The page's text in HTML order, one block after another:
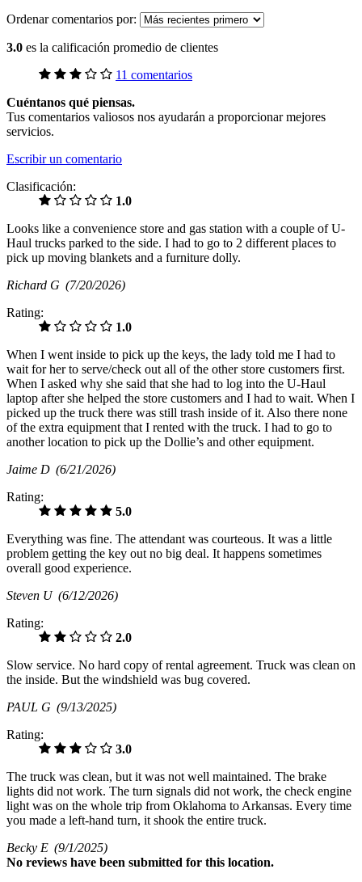
Ordenar comentarios por:
3.0 es la calificación promedio de clientes
11 comentarios
Cuéntanos qué piensas.
Tus comentarios valiosos nos ayudarán a proporcionar mejores
servicios.
Escribir un comentario
Clasificación:
1.0
Looks like a convenience store and gas station with a couple of U-
Haul trucks parked to the side. I had to go to 2 different places to
pick up moving blankets and a furniture dolly.
Richard G (7/20/2026)
Rating:
1.0
When I went inside to pick up the keys, the lady told me I had to
wait for her to serve/check out all of the other store customers first.
When I asked why she said that she had to log into the U-Haul
laptop after she helped the store customers and I had to wait. When I
picked up the truck there was still trash inside of it. Also there none
of the extra equipment that I rented with the truck. I had to go to
another location to pick up the Dollie’s and other equipment.
Jaime D (6/21/2026)
Rating:
5.0
Everything was fine. The attendant was courteous. It was a little
problem getting the key out no big deal. It happens sometimes
overall good experience.
Steven U (6/12/2026)
Rating:
2.0
Slow service. No hard copy of rental agreement. Truck was clean on
the inside. But the windshield was bug covered.
PAUL G (9/13/2025)
Rating:
3.0
The truck was clean, but it was not well maintained. The brake
lights did not work. The turn signals did not work, the check engine
light was on the whole trip from Oklahoma to Arkansas. Every time
you made a left-hand turn, it shook the entire truck.
Becky E (9/1/2025)
No reviews have been submitted for this location.